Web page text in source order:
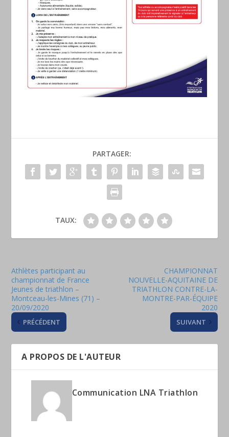
PARTAGER:
TAUX:
Athlètes participant au
championnat de France
Jeunes de triathlon –
Montceau-les-Mines (71) –
20/09/2020
PRÉCÉDENT
CHAMPIONNAT
NOUVELLE-AQUITAINE DE
TRIATHLON CONTRE-LA-
MONTRE-PAR-ÉQUIPE
2020
SUIVANT
A PROPOS DE L'AUTEUR
Communication LNA Triathlon